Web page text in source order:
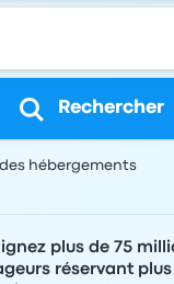
Rechercher
hébergements
plus de 75
réservant